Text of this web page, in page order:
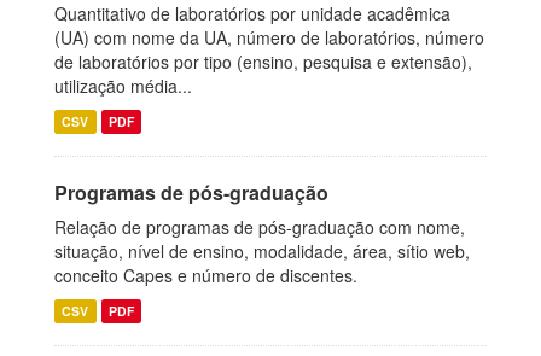
Quantitativo de laboratórios por unidade acadêmica
(UA) com nome da UA, número de laboratórios, número
de laboratórios por tipo (ensino, pesquisa e extensão),
utilização média...
CSV PDF
Programas de pós-graduação
Relação de programas de pós-graduação com nome,
situação, nível de ensino, modalidade, área, sítio web,
conceito Capes e número de discentes.
CSV PDF